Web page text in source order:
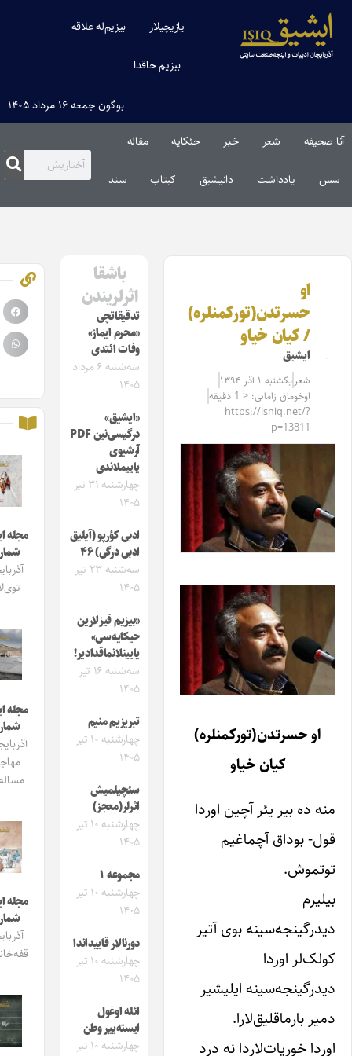
بیزیم‌له علاقه
بیزیم حاقدا
بوگون جمعه ۱۶ مرداد ۱۴۰۵
شعر خبر حئکایه مقاله‌
یادداشت دانیشیق کیتاب سند
حسرتدن(تورکمنلره)
/ کیان خیاو
یکشنبه ۱ آذر ۱۳۹۴
اوخوماق زامانی: < 1 دقیقه
https://ishiq.net/?
حسرتدن(تورکمنلره)
کیان خیاو
بیر یئر آچین اوردا
بوداق آچماغیم
بوی آتیر
اوردا
ایلیشیر
خوریات‌لاردا نه درد
اثرلریندن
تدقیقاتچی
«محرم ایماز»
وفات ائتدی
سه‌شنبه ۶ مرداد
درگیسی‌نین PDF
یاییملاندی
چهارشنبه ۳۱ تیر
ادبی کؤرپو (آیلیق
ادبی درگی) ۴۶
سه‌شنبه ۲۳ تیر
«بیزیم قیزلارین
حیکایه‌سی»
یایینلانماقدادیر!
سه‌شنبه ۱۶ تیر
تبریزیم منیم
چهارشنبه ۱۰ تیر
سئچیلمیش
اثرلر(معجز)
چهارشنبه ۱۰ تیر
چهارشنبه ۱۰ تیر
دورنالار قاییداندا
چهارشنبه ۱۰ تیر
ائله اوغول
ایسته‌ییر وطن
چهارشنبه ۱۰ تیر
مجله ایشیق
آذربایجان
مجله ایشیق
آذربایجان و
مساله‌سی
مجله ایشیق
آذربایجان
قفه‌خانالاری